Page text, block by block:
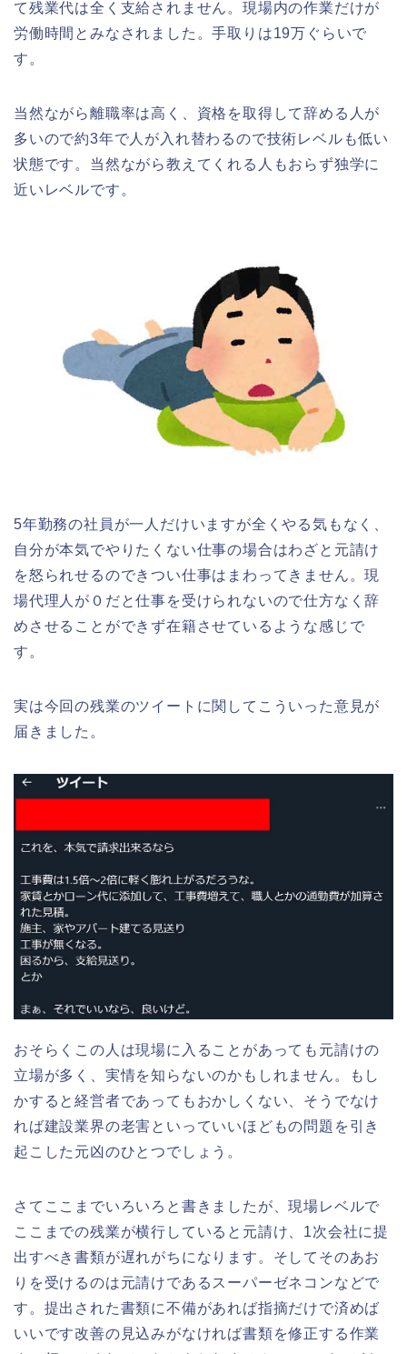
て残業代は全く支給されません。現場内の作業だけが
労働時間とみなされました。手取りは19万ぐらいで
す。
当然ながら離職率は高く、資格を取得して辞める人が
多いので約3年で人が入れ替わるので技術レベルも低い
状態です。当然ながら教えてくれる人もおらず独学に
近いレベルです。
5年勤務の社員が一人だけいますが全くやる気もなく、
自分が本気でやりたくない仕事の場合はわざと元請け
を怒られせるのできつい仕事はまわってきません。現
場代理人が０だと仕事を受けられないので仕方なく辞
めさせることができず在籍させているような感じで
す。
実は今回の残業のツイートに関してこういった意見が
届きました。
おそらくこの人は現場に入ることがあっても元請けの
立場が多く、実情を知らないのかもしれません。もし
かすると経営者であってもおかしくない、そうでなけ
れば建設業界の老害といっていいほどもの問題を引き
起こした元凶のひとつでしょう。
さてここまでいろいろと書きましたが、現場レベルで
ここまでの残業が横行していると元請け、1次会社に提
出すべき書類が遅れがちになります。そしてそのあお
りを受けるのは元請けであるスーパーゼネコンなどで
す。提出された書類に不備があれば指摘だけで済めば
いいです改善の見込みがなければ書類を修正する作業